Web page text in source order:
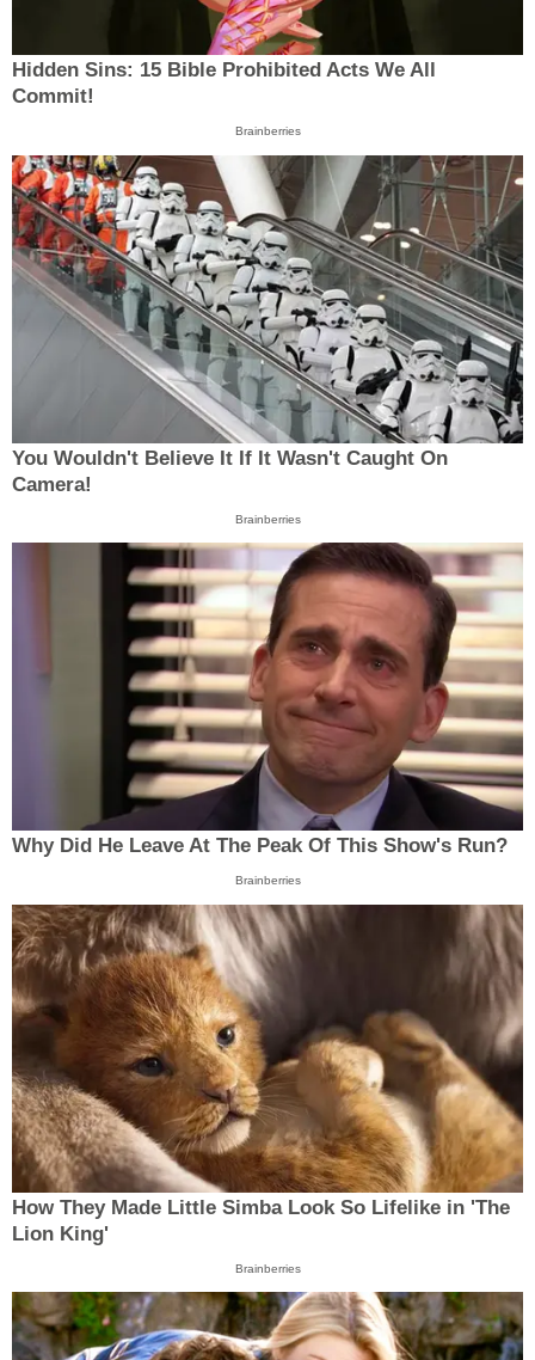
Hidden Sins: 15 Bible Prohibited Acts We All
Commit!
Brainberries
You Wouldn't Believe It If It Wasn't Caught On
Camera!
Brainberries
Why Did He Leave At The Peak Of This Show's Run?
Brainberries
How They Made Little Simba Look So Lifelike in 'The
Lion King'
Brainberries